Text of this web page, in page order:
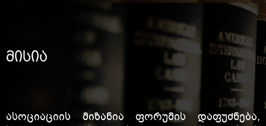
მისია
ასოციაციის მიზანია ფორუმის დაფუძნება,